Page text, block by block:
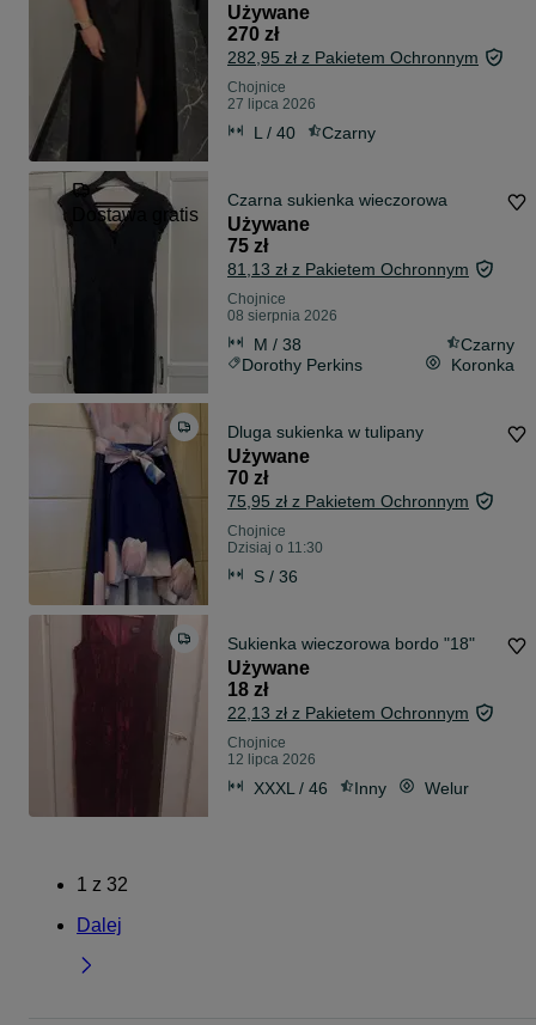
Używane
270 zł
282,95 zł z Pakietem Ochronnym
Chojnice
27 lipca 2026
L / 40 Czarny
Dostawa gratis
Czarna sukienka wieczorowa
Używane
75 zł
81,13 zł z Pakietem Ochronnym
Chojnice
08 sierpnia 2026
M / 38
Czarny
Dorothy Perkins
Koronka
Dluga sukienka w tulipany
Używane
70 zł
75,95 zł z Pakietem Ochronnym
Chojnice
Dzisiaj o 11:30
S / 36
Sukienka wieczorowa bordo "18"
Używane
18 zł
22,13 zł z Pakietem Ochronnym
Chojnice
12 lipca 2026
XXXL / 46 Inny Welur
1 z 32
Dalej